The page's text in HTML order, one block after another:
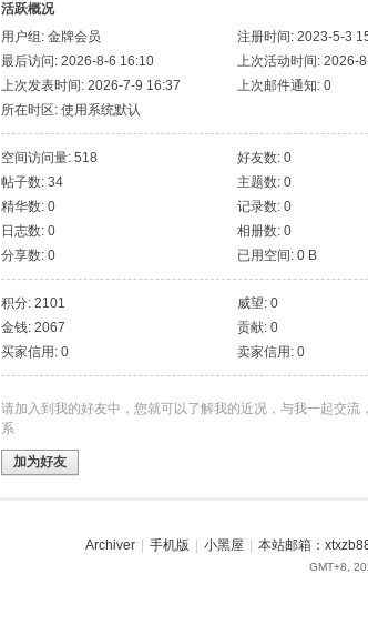
活跃概况
用户组: 金牌会员
注册时间: 2023-5-3
最后访问: 2026-8-6 16:10
上次活动时间: 2026-
上次发表时间: 2026-7-9 16:37
上次邮件通知: 0
所在时区: 使用系统默认
空间访问量: 518
好友数: 0
帖子数: 34
主题数: 0
精华数: 0
记录数: 0
日志数: 0
相册数: 0
分享数: 0
已用空间: 0 B
积分: 2101
威望: 0
金钱: 2067
贡献: 0
买家信用: 0
卖家信用: 0
请加入到我的好友中，您就可以了解我的近况，与我一起交流
系
加为好友
Archiver 手机版 小黑屋 本站邮箱：
GMT+8,